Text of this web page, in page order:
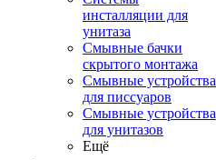
инсталляции для
унитаза
Смывные бачки
скрытого монтажа
Смывные устройства
для писсуаров
Смывные устройства
для унитазов
Ещё